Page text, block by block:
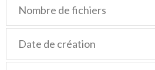
Nombre de fichiers
Date de création